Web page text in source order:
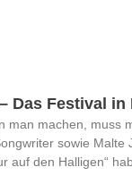
Das Festival in
man machen, muss
sowie Malte
auf den Halligen“